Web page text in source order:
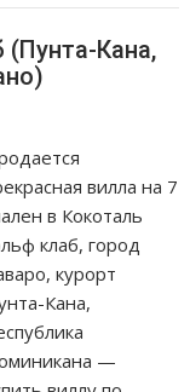
(Пунта-Кана,
вилла на 7
в Кокоталь
клаб, город
курорт
Кана,
—